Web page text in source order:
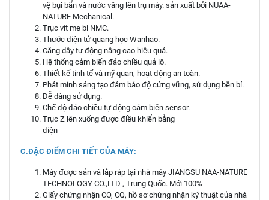
vệ bụi bẩn và nước văng lên trụ máy. sản xuất bởi NUAA-
NATURE Mechanical.
Trục vít me bi NMC.
Thước điện tử quang học Wanhao.
Căng dây tự động nâng cao hiệu quả.
Hệ thống cảm biến đảo chiều quả lô.
Thiết kế tinh tế và mỹ quan, hoạt động an toàn.
Phát minh sáng tạo đảm bảo độ cứng vững, sử dụng bền bỉ.
Dễ dàng sử dụng.
Chế độ đảo chiều tự động cảm biến sensor.
Trục Z lên xuống được điều khiển bằng
điện
C.ĐẶC ĐIỂM CHI TIẾT CỦA MÁY:
Máy được sản và lắp ráp tại nhà máy JIANGSU NAA-NATURE
TECHNOLOGY CO.,LTD , Trung Quốc. Mới 100%
Giấy chứng nhận CO, CQ, hồ sơ chứng nhận kỹ thuật của nhà